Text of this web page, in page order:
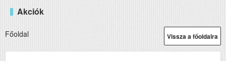
Akciók
Vissza a főoldalra
Főoldal